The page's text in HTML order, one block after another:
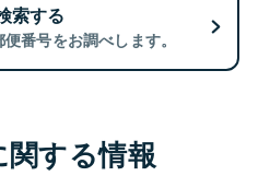
索する
番号をお調べします。
する情報